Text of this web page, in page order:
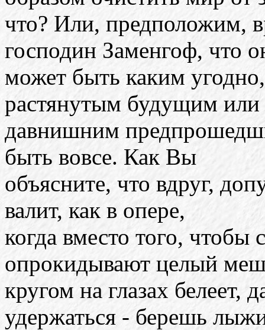
что? Или, предположим,
господин Заменгоф, что
может быть каким
растянутым будущим или
давнишним
быть вовсе. Как Вы
объясните, что вдруг,
валит, как в опере,
когда вместо того,
опрокидывают целый
кругом на глазах белеет,
удержаться - берешь